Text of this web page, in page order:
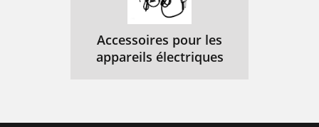
Accessoires pour les
appareils électriques